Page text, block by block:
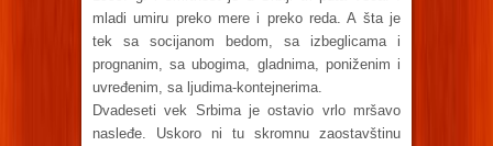
mladi umiru preko mere i preko reda. A šta je
tek sa socijanom bedom, sa izbeglicama i
prognanim, sa ubogima, gladnima, poniženim i
uvređenim, sa ljudima-kontejnerima.
Dvadeseti vek Srbima je ostavio vrlo mršavo
nasleđe. Uskoro ni tu skromnu zaostavštinu